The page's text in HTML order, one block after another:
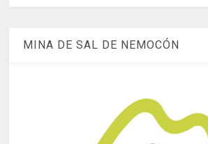
MINA DE SAL DE NEMOCÓN